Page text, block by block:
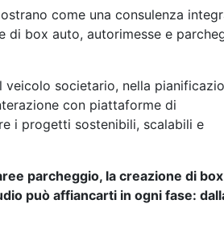
come una consulenza
di box auto, autorimesse e
societario, nella
con piattaforme di
i progetti sostenibili, scalabili e
parcheggio, la creazione di
può affiancarti in ogni fase: